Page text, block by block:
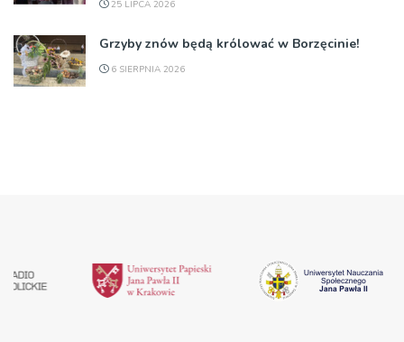
25 LIPCA 2026
Grzyby znów będą królować w Borzęcinie!
6 SIERPNIA 2026